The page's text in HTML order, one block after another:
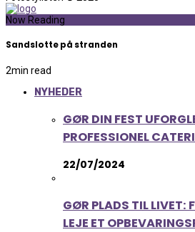
Now Reading
Sandslotte på stranden
2min read
NYHEDER
GØR DIN FEST
PROFESSIONEL
22/07/2024
GØR PLADS TIL LIVET:
LEJE ET